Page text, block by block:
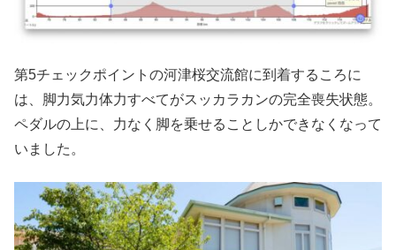
第5チェックポイントの河津桜交流館に到着するころに
は、脚力気力体力すべてがスッカラカンの完全喪失状態。
ペダルの上に、力なく脚を乗せることしかできなくなって
いました。